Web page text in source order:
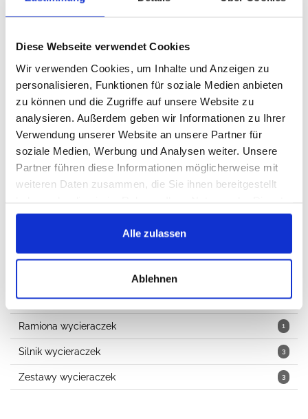
Diese Webseite verwendet Cookies
Wir verwenden Cookies, um Inhalte und Anzeigen zu
personalisieren, Funktionen für soziale Medien anbieten
zu können und die Zugriffe auf unsere Website zu
analysieren. Außerdem geben wir Informationen zu Ihrer
Verwendung unserer Website an unsere Partner für
soziale Medien, Werbung und Analysen weiter. Unsere
Partner führen diese Informationen möglicherweise mit
weiteren Daten zusammen, die Sie ihnen bereitgestellt
gesammelt haben.
Alle zulassen
Ablehnen
Elektryka
Bezpieczniki
Zapłony
Układy paliwowe
1
Zbiorniki paliwa
1
Wycieraczki
1
Ramiona wycieraczek
3
Silnik wycieraczek
3
Zestawy wycieraczek